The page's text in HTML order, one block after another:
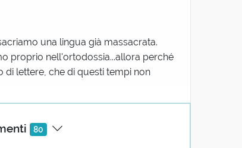
80
una lingua già massacrata.
proprio nell'ortodossia...allora perché
di lettere, che di questi tempi non